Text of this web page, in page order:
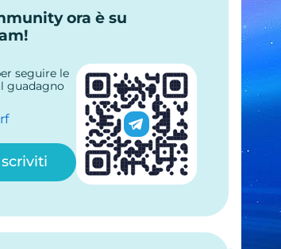
ora è su
seguire le
guadagno